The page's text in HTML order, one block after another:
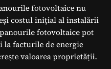
fotovoltaice nu
costul inițial al instalării
fotovoltaice pot
la facturile de energie
valoarea proprietății.